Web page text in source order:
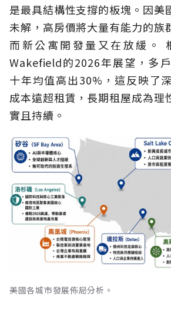
是最具結構性支撐的板塊。因美
未解，高房價將大量有能力的族
而新公寓開發量又在放緩。
Wakefield的2026年展望，多
十年均值高出30%，這反映了
成本遠超租賃，長期租屋成為理
實且持續。
美國各城市發展佈局分析。